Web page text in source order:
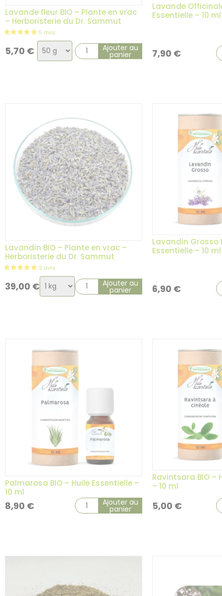
1 avis
Lavande fleur BIO – Plante en vrac
– Herboristerie du Dr. Sammut
5,70 €
Choix
de
Ajouter au
panier
Lavande
Essentielle – 10 ml
7,90 €
Lavandin BIO – Plante en vrac –
Herboristerie du Dr. Sammut
39,00 €Choix
de
Ajouter au
panier
Lavandin Grosso
Essentielle – 10 ml
6,90 €
Palmarosa BIO – Huile Essentielle –
10 ml
8,90 € Ajouter au
panier
Ravintsara BIO –
– 10 ml
5,00 €